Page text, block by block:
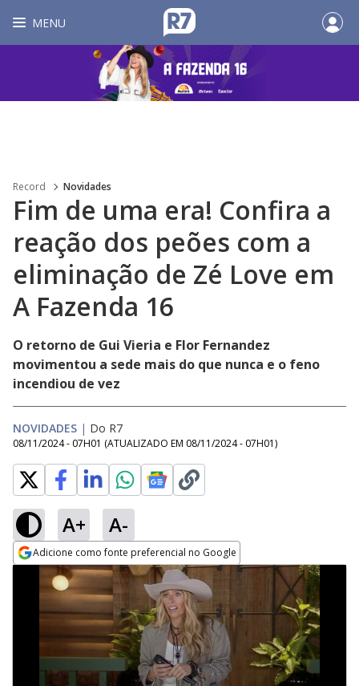
MENU
Record Novidades
Fim de uma era! Confira a
reação dos peões com a
eliminação de Zé Love em
A Fazenda 16
O retorno de Gui Vieria e Flor Fernandez
movimentou a sede mais do que nunca e o feno
incendiou de vez
NOVIDADES | Do R7
08/11/2024 - 07H01 (ATUALIZADO EM 08/11/2024 - 07H01)
A+ A-
Adicione como fonte preferencial no Google
Opens in new window